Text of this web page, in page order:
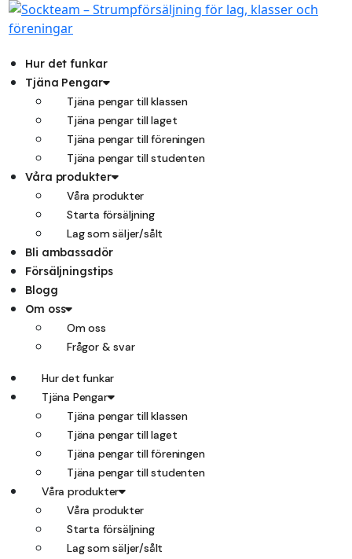
Hoppa
till
Hur det funkar
Tjäna Pengar
Tjäna pengar till klassen
Tjäna pengar till laget
Tjäna pengar till föreningen
Tjäna pengar till studenten
Våra produkter
Våra produkter
Starta försäljning
Lag som säljer/sålt
Bli ambassadör
Försäljningstips
Blogg
Om oss
Om oss
Frågor & svar
Hur det funkar
Tjäna Pengar
Tjäna pengar till klassen
Tjäna pengar till laget
Tjäna pengar till föreningen
Tjäna pengar till studenten
Våra produkter
Våra produkter
Starta försäljning
Lag som säljer/sålt